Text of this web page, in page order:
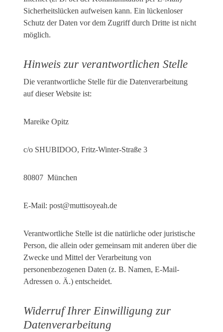
Sicherheitslücken aufweisen kann. Ein lückenloser
Schutz der Daten vor dem Zugriff durch Dritte ist nicht
möglich.
Hinweis zur verantwortlichen Stelle
Die verantwortliche Stelle für die Datenverarbeitung
auf dieser Website ist:
Mareike Opitz
c/o SHUBIDOO, Fritz-Winter-Straße 3
80807 München
E-Mail: post@muttisoyeah.de
Verantwortliche Stelle ist die natürliche oder juristische
Person, die allein oder gemeinsam mit anderen über die
Zwecke und Mittel der Verarbeitung von
personenbezogenen Daten (z. B. Namen, E-Mail-
Adressen o. Ä.) entscheidet.
Widerruf Ihrer Einwilligung zur
Datenverarbeitung